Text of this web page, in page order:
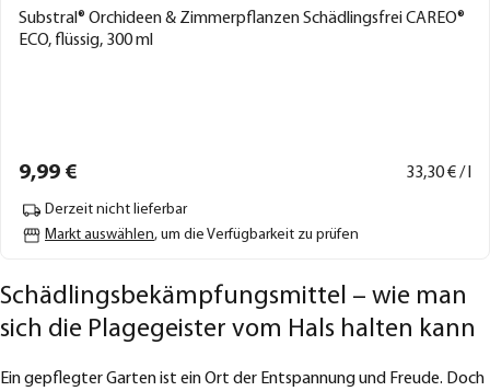
Substral® Orchideen & Zimmerpflanzen Schädlingsfrei CAREO®
ECO, flüssig, 300 ml
9,99 € 33,30€ / l
Derzeit nicht lieferbar
Markt auswählen, um die Verfügbarkeit zu prüfen
Schädlingsbekämpfungsmittel – wie man
sich die Plagegeister vom Hals halten kann
Ein gepflegter Garten ist ein Ort der Entspannung und Freude. Doch